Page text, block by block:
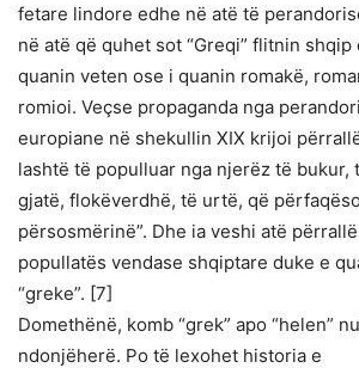
fetare lindore edhe në atë të
në atë që quhet sot “Greqi” flitnin shqip
quanin veten ose i quanin romakë,
romioi. Veçse propaganda nga
europiane në shekullin XIX krijoi
lashtë të populluar nga njerëz të bukur,
gjatë, flokëverdhë, të urtë, që
përsosmërinë”. Dhe ia veshi atë
popullatës vendase shqiptare duke e
“greke”. [7]
Domethënë, komb “grek” apo “helen”
ndonjëherë. Po të lexohet historia e